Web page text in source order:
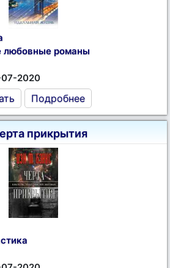
любовные романы
2020
Подробнее
прикрытия